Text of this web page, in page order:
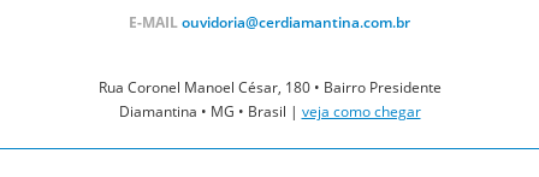
E-MAILouvidoria@cerdiamantina.com.br
Rua Coronel Manoel César, 180 • Bairro Presidente
Diamantina • MG • Brasil | veja como chegar